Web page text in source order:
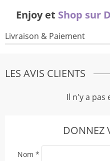
Enjoy et Shop sur
Livraison & Paiement
LES AVIS CLIENTS
Il n'y a pas
DONNEZ
Nom *